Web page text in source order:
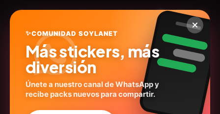
Aiunii ❤️✨ Bebe Tiktok
✨COMUNIDAD SOYLANET
Más stickers, más
diversión
Únete a nuestro canal de WhatsApp y
recibe packs nuevos para compartir.